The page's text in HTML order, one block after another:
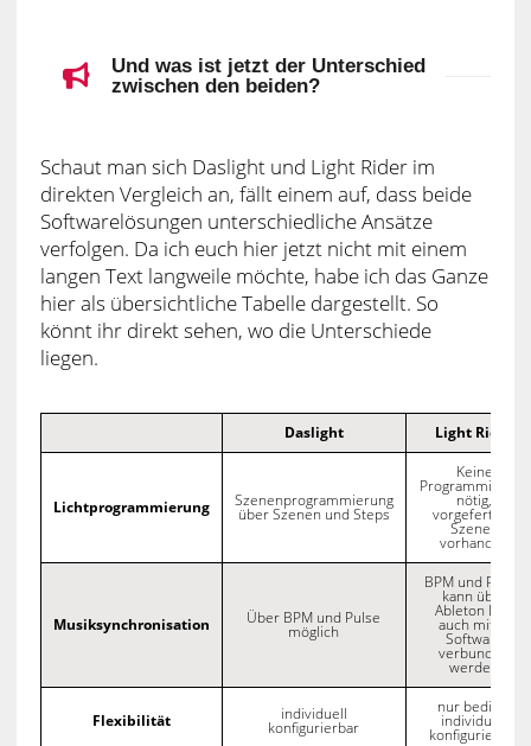
Und was ist jetzt der Unterschied
zwischen den beiden?
Schaut man sich Daslight und Light Rider im
direkten Vergleich an, fällt einem auf, dass beide
Softwarelösungen unterschiedliche Ansätze
verfolgen. Da ich euch hier jetzt nicht mit einem
langen Text langweile möchte, habe ich das Ganze
hier als übersichtliche Tabelle dargestellt. So
könnt ihr direkt sehen, wo die Unterschiede
liegen.
Daslight Light Rider
Lichtprogrammierung Szenenprogrammierung
über Szenen und Steps
Keine
Programmierung
nötig,
vorgefertigte
Szenen
vorhanden
Musiksynchronisation Über BPM und Pulse
möglich
BPM und Pulse,
kann über
Ableton Link
auch mit DJ
Software
verbunden
werden
Flexibilität individuell
konfigurierbar
nur bedingt
individuell
konfigurierbar